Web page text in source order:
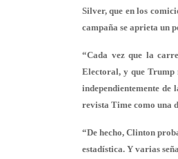
Silver, que en los
campaña se aprieta un
“Cada vez que la
Electoral, y que Trump
independientemente de
revista Time como una
“De hecho, Clinton
estadística. Y varias